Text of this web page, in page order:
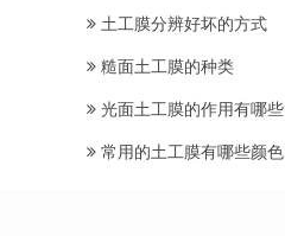
土工膜分辨好坏的方式
糙面土工膜的种类
光面土工膜的作用有哪些
常用的土工膜有哪些颜色